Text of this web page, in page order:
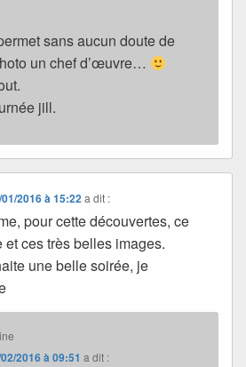
sans aucun doute de
un chef d’œuvre…
jill.
2016 à 15:22 a dit :
pour cette découvertes, ce
et ces très belles images.
une belle soirée, je
2016 à 09:51 a dit :